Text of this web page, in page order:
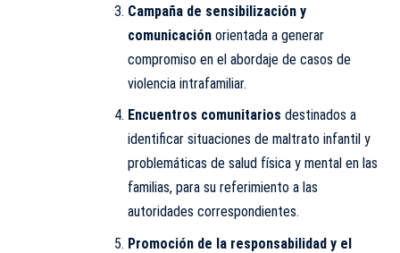
Campaña de sensibilización y
comunicaciónorientada a generar
compromiso en el abordaje de casos de
violencia intrafamiliar.
Encuentros comunitarios destinados a
identificar situaciones de maltrato infantil y
problemáticas de salud física y mental en las
familias, para su referimiento a las
autoridades correspondientes.
Promoción de la responsabilidad y el